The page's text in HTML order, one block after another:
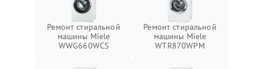
Ремонт стиральной
машины Miele
WWG660WCS
Ремонт стиральной
машины Miele
WTR870WPM